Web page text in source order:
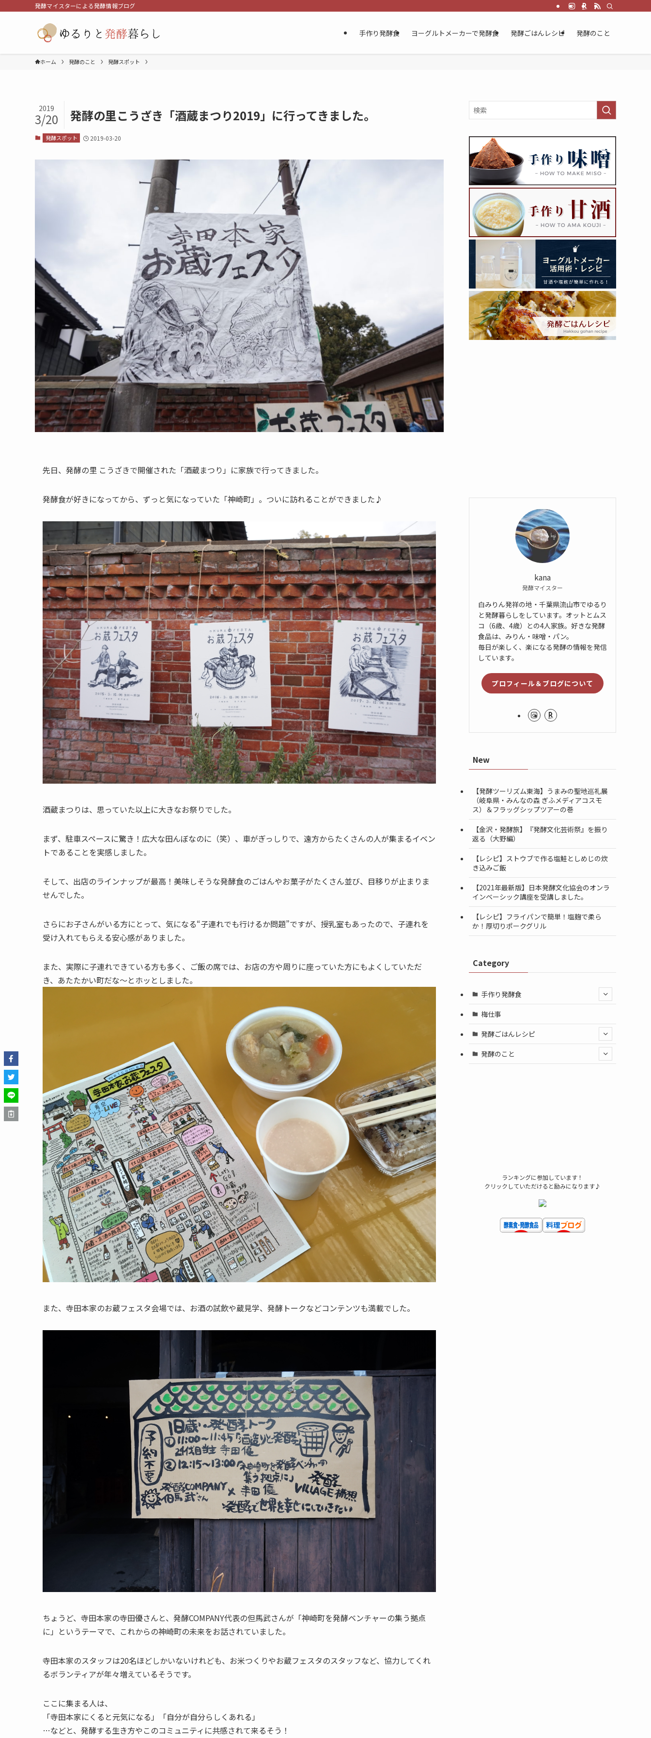
発酵マイスターによる発酵情報ブログ
手作り発酵食 ヨーグルトメーカーで発酵食 発酵ごはんレシピ 発酵のこと
ホーム 発酵のこと 発酵スポット
発酵の里こうざき「酒蔵まつり2019」に行ってきました。
2019
3/20
発酵スポット 2019-03-20
先日、発酵の里 こうざきで開催された「酒蔵まつり」に家族で行ってきました。
発酵食が好きになってから、ずっと気になっていた「神崎町」。ついに訪れることができました♪
酒蔵まつりは、思っていた以上に大きなお祭りでした。
まず、駐車スペースに驚き！広大な田んぼなのに（笑）、車がぎっしりで、遠方からたくさんの人が集まるイベン
トであることを実感しました。
そして、出店のラインナップが最高！美味しそうな発酵食のごはんやお菓子がたくさん並び、目移りが止まりま
せんでした。
さらにお子さんがいる方にとって、気になる“子連れでも行けるか問題”ですが、授乳室もあったので、子連れを
受け入れてもらえる安心感がありました。
また、実際に子連れできている方も多く、ご飯の席では、お店の方や周りに座っていた方にもよくしていただ
き、あたたかい町だな〜とホッとしました。
また、寺田本家のお蔵フェスタ会場では、お酒の試飲や蔵見学、発酵トークなどコンテンツも満載でした。
ちょうど、寺田本家の寺田優さんと、発酵COMPANY代表の但馬武さんが「神崎町を発酵ベンチャーの集う拠点
に」というテーマで、これからの神崎町の未来をお話されていました。
寺田本家のスタッフは20名ほどしかいないけれども、お米つくりやお蔵フェスタのスタッフなど、協力してくれ
るボランティアが年々増えているそうです。
ここに集まる人は、
「寺田本家にくると元気になる」「自分が自分らしくあれる」
…などと、発酵する生き方やこのコミュニティに共感されて来るそう！
kana
発酵マイスター
白みりん発祥の地・千葉県流山市でゆるり
と発酵暮らしをしています。オットとムス
コ（6歳、4歳）との4人家族。好きな発酵
食品は、みりん・味噌・パン。
毎日が楽しく、楽になる発酵の情報を発信
しています。
プロフィール＆ブログについて
New
【発酵ツーリズム東海】うまみの聖地巡礼展
（岐阜県・みんなの森 ぎふメディアコスモ
ス）＆フラッグシップツアーの巻
【金沢・発酵旅】『発酵文化芸術祭』を振り
返る（大野編）
【レシピ】ストウブで作る塩鮭としめじの炊
き込みご飯
【2021年最新版】日本発酵文化協会のオンラ
インベーシック講座を受講しました。
【レシピ】フライパンで簡単！塩麹で柔ら
か！厚切りポークグリル
Category
手作り発酵食
梅仕事
発酵ごはんレシピ
発酵のこと
ランキングに参加しています！
クリックしていただけると励みになります♪